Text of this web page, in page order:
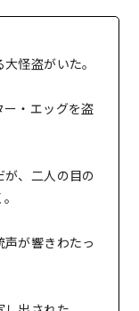
怪盗がいた。
・エッグを盗
、二人の目の
が響きわたっ